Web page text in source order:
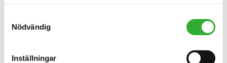
Nödvändig
Inställningar